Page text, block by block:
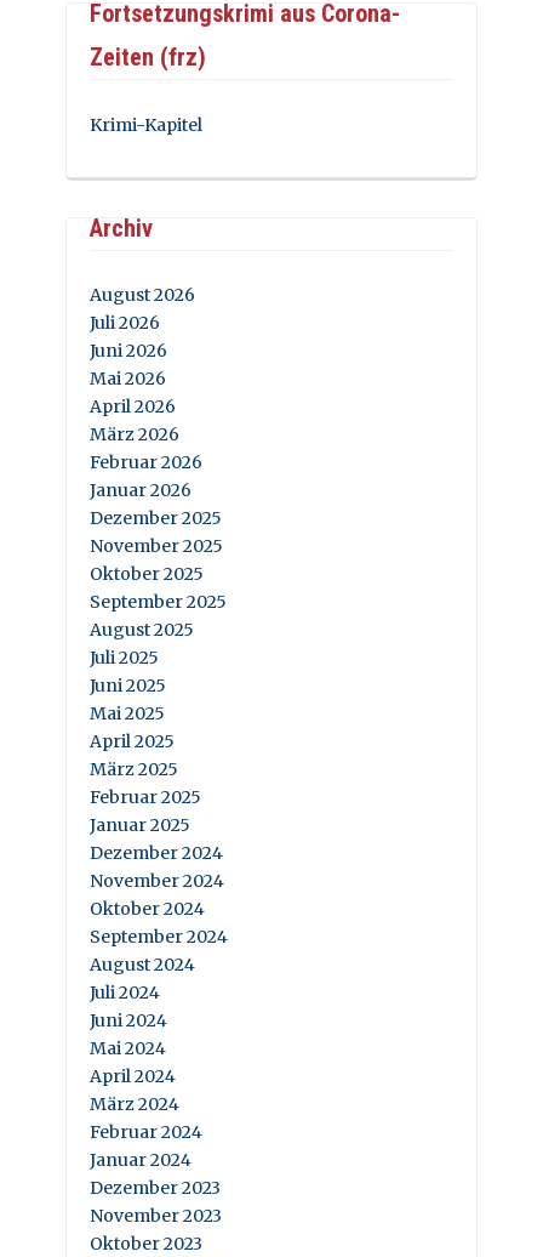
Fortsetzungskrimi aus Corona-
Zeiten (frz)
Krimi-Kapitel
Archiv
August 2026
Juli 2026
Juni 2026
Mai 2026
April 2026
März 2026
Februar 2026
Januar 2026
Dezember 2025
November 2025
Oktober 2025
September 2025
August 2025
Juli 2025
Juni 2025
Mai 2025
April 2025
März 2025
Februar 2025
Januar 2025
Dezember 2024
November 2024
Oktober 2024
September 2024
August 2024
Juli 2024
Juni 2024
Mai 2024
April 2024
März 2024
Februar 2024
Januar 2024
Dezember 2023
November 2023
Oktober 2023